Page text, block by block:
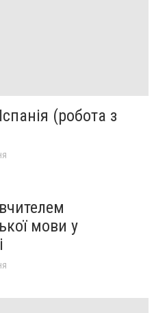
(робота з
мови у